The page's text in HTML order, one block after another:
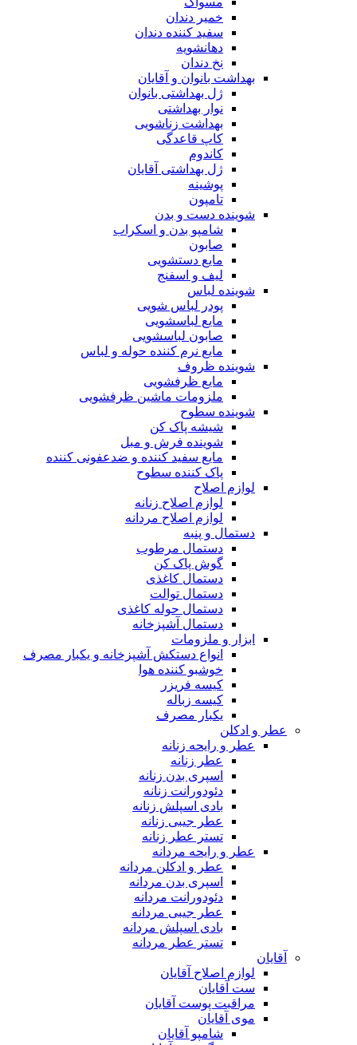
خمیر دندان
سفید کننده دندان
دهانشویه
نخ دندان
بهداشت بانوان و آقایان
ژل بهداشتی بانوان
نوار بهداشتی
بهداشت زناشویی
کاپ قاعدگی
کاندوم
ژل بهداشتی آقایان
پوشینه
تامپون
شوینده دست و بدن
شامپو بدن و اسکراب
صابون
مایع دستشویی
لیف و اسفنج
شوینده لباس
پودر لباس شویی
مایع لباسشویی
صابون لباسشویی
مایع نرم کننده حوله و لباس
شوینده ظروف
مایع ظرفشویی
ملزومات ماشین ظرفشویی
شوینده سطوح
شیشه پاک کن
شوینده فرش و مبل
مایع سفید کننده و ضدعفونی کننده
پاک کننده سطوح
لوازم اصلاح
لوازم اصلاح زنانه
لوازم اصلاح مردانه
دستمال و پنبه
دستمال مرطوب
گوش پاک کن
دستمال کاغذی
دستمال توالت
دستمال حوله کاغذی
دستمال آشپزخانه
ابزار و ملزومات
انواع دستکش آشپزخانه و یکبار مصرف
خوشبو کننده هوا
کیسه فریزر
کیسه زباله
یکبار مصرف
عطر و ادکلن
عطر و رایحه زنانه
عطر زنانه
اسپری بدن زنانه
دئودورانت زنانه
بادی اسپلش زنانه
عطر جیبی زنانه
تستر عطر زنانه
عطر و رایحه مردانه
عطر و ادکلن مردانه
اسپری بدن مردانه
دئودورانت مردانه
عطر جیبی مردانه
بادی اسپلش مردانه
تستر عطر مردانه
آقایان
لوازم اصلاح آقایان
ست آقایان
مراقبت پوست آقایان
موی آقایان
شامپو آقایان